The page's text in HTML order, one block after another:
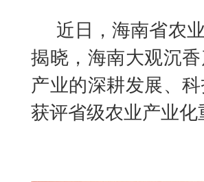
近日，海南省农
揭晓，海南大观沉
产业的深耕发展、
获评省级农业产业